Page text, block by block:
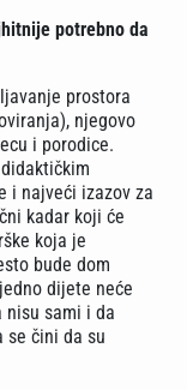
potrebno da
prostora
njegovo
i porodice.
i najveći izazov za
kadar koji će
koja je
bude dom
dijete neće
sami i da
se čini da su